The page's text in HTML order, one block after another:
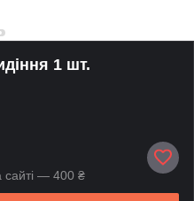
1 шт.
сайті — 400 ₴